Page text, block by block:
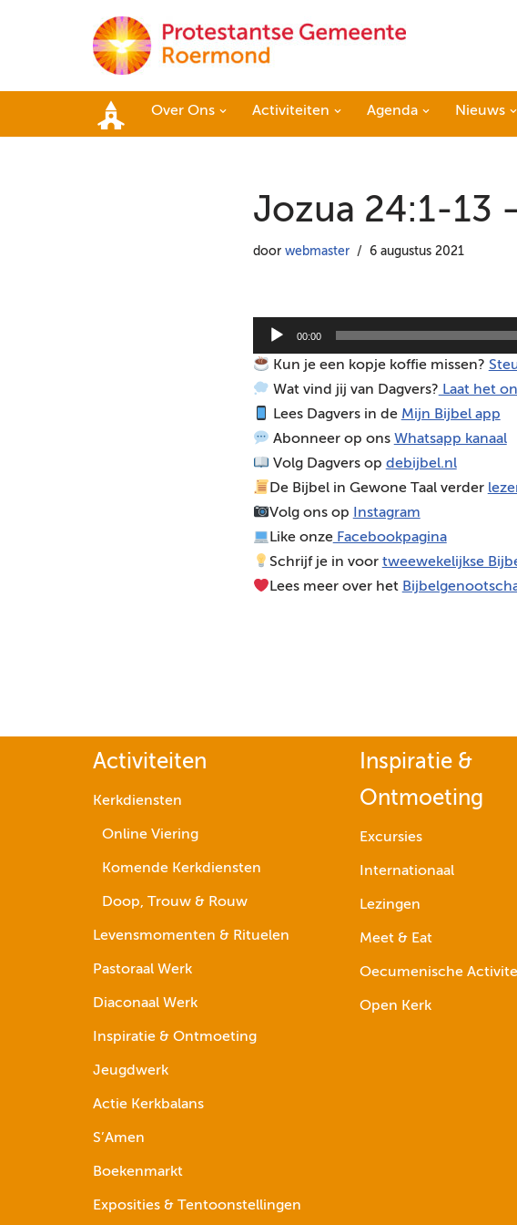
Home
Over Ons Activiteiten Agenda Nieuws
Jozua 24:1-13
door webmaster 6 augustus 2021
u
00:00
Kun je een kopje koffie missen?
Wat vind jij van Dagvers? Laat het
Lees Dagvers in de Mijn Bijbel app
Abonneer op ons Whatsapp kanaal
Volg Dagvers op debijbel.nl
De Bijbel in Gewone Taal verder
Volg ons op
Instagram
Like onzeFacebookpagina
Schrijf je in voor tweewekelijkse
Lees meer over het
Activiteiten
Kerkdiensten
Online Viering
Komende Kerkdiensten
Doop, Trouw & Rouw
Levensmomenten & Rituelen
Pastoraal Werk
Diaconaal Werk
Inspiratie & Ontmoeting
Jeugdwerk
Actie Kerkbalans
S’Amen
Boekenmarkt
Exposities & Tentoonstellingen
Inspiratie &
Ontmoeting
Excursies
Internationaal
Lezingen
Meet & Eat
Oecumenische
Open Kerk